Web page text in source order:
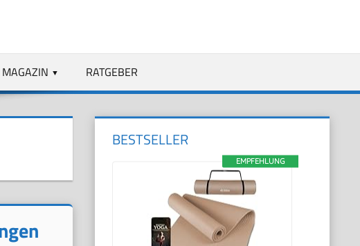
MAGAZIN RATGEBER
BESTSELLER
EMPFEHLUNG